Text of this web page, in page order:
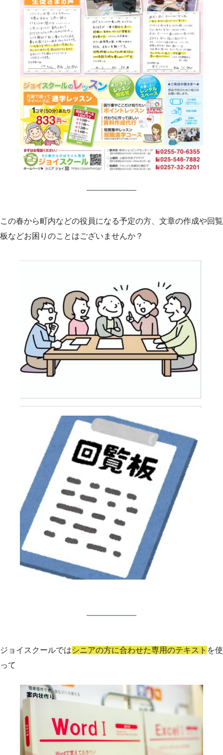
この春から町内などの役員になる予定の方、文章の作成や回覧
板などお困りのことはございませんか？
ジョイスクールではシニアの方に合わせた専用のテキスト を使
って